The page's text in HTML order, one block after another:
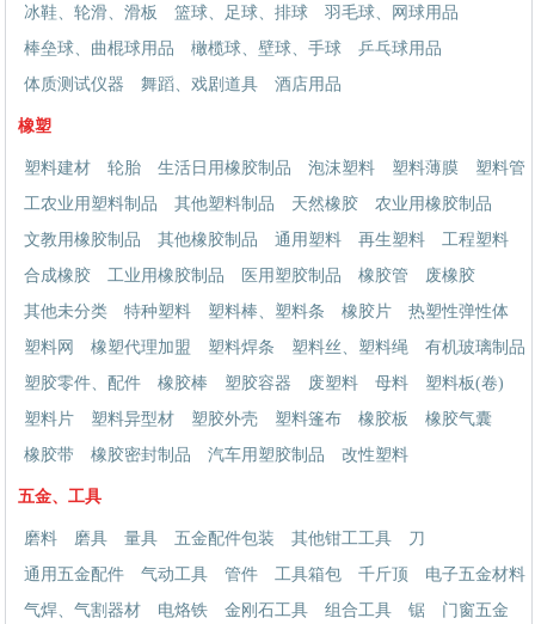
冰鞋、轮滑、滑板
篮球、足球、排球
羽毛球、网球用品
棒垒球、曲棍球用品
橄榄球、壁球、手球
乒乓球用品
体质测试仪器
舞蹈、戏剧道具 酒店用品
橡塑
塑料建材 轮胎 生活日用橡胶制品 泡沫塑料 塑料薄膜
塑料管
工农业用塑料制品
其他塑料制品 天然橡胶
农业用橡胶制品
文教用橡胶制品
其他橡胶制品 通用塑料 再生塑料
工程塑料
合成橡胶
工业用橡胶制品 医用塑胶制品 橡胶管
废橡胶
其他未分类
特种塑料 塑料棒、塑料条 橡胶片
热塑性弹性体
塑料网
橡塑代理加盟 塑料焊条 塑料丝、塑料绳
有机玻璃制品
塑胶零件、配件
橡胶棒 塑胶容器 废塑料 母料
塑料板(卷)
塑料片
塑料异型材 塑胶外壳 塑料篷布 橡胶板
橡胶气囊
橡胶带
橡胶密封制品 汽车用塑胶制品 改性塑料
五金、工具
磨料 磨具 量具 五金配件包装 其他钳工工具
刀
通用五金配件
气动工具 管件 工具箱包 千斤顶
电子五金材料
气焊、气割器材
电烙铁 金刚石工具 组合工具 锯
门窗五金